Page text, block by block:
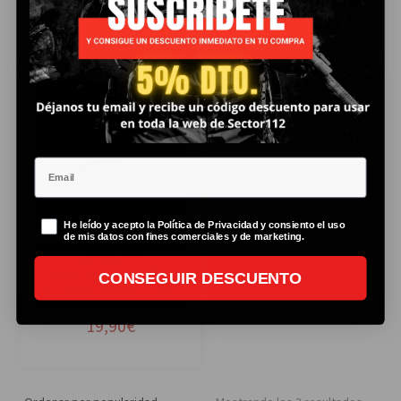
25,00€ 25,00€
AGUJA DE
DESCOMPRESIÓN
19,90€
ir
ca
rri
to
Email
Politica de privacidad
He leído y acepto la Política de Privacidad y consiento el uso
de mis datos con fines comerciales y de marketing.
CONSEGUIR DESCUENTO